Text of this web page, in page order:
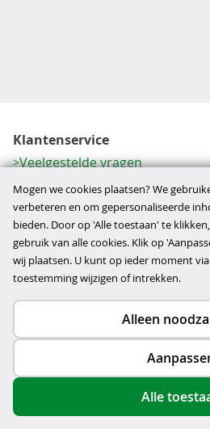
Klantenservice
Veelgestelde vragen
Contactformulier
Herroeping
Over ons
Bedrijfsgegevens
Werkwijze
Copyright © 2026
privacy- en cookiebeleid
Mogen we cookies plaatsen? We
verbeteren en om gepersonaliseerde
bieden. Door op 'Alle toestaan' te
gebruik van alle cookies. Klik op
wij plaatsen. U kunt op ieder moment
toestemming wijzigen of intrekken.
Alleen
Alle